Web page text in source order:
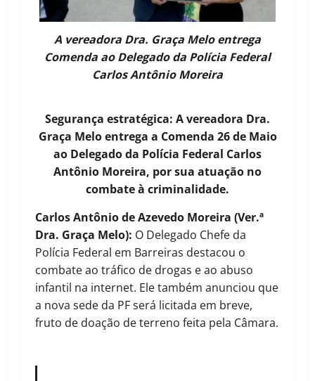
A vereadora Dra. Graça Melo entrega
Comenda ao Delegado da Polícia Federal
Carlos Antônio Moreira
Segurança estratégica: A vereadora Dra.
Graça Melo entrega a Comenda 26 de Maio
ao Delegado da Polícia Federal Carlos
Antônio Moreira, por sua atuação no
combate à criminalidade.
Carlos Antônio de Azevedo Moreira (Ver.ª
Dra. Graça Melo): O Delegado Chefe da
Polícia Federal em Barreiras destacou o
combate ao tráfico de drogas e ao abuso
infantil na internet. Ele também anunciou que
a nova sede da PF será licitada em breve,
fruto de doação de terreno feita pela Câmara.